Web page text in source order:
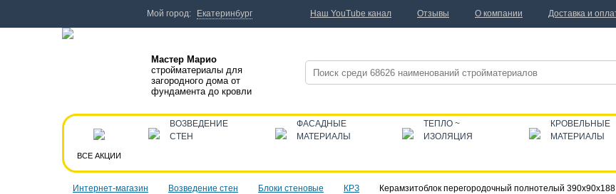
Интернет-магазин Возведение стен Блоки стеновые КРЗ Керамзитоблок перегородочный полнотелый
Мастер Марио
стройматериалы для
загородного дома от
фундамента до кровли
ВСЕ АКЦИИ
ВОЗВЕДЕНИЕ
СТЕН
ФАСАДНЫЕ
МАТЕРИАЛЫ
ТЕПЛО ~
ИЗОЛЯЦИЯ
КРОВЕЛЬНЫЕ
МАТЕРИАЛЫ
Мой город: Екатеринбург Наш YouTube канал Отзывы О компании Доставка и